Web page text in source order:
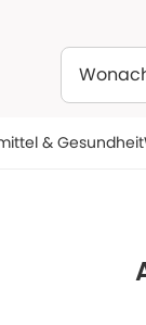
& Gesundheit